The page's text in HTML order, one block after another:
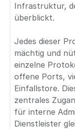
Infrastruktur,
überblickt.
Jedes dieser
mächtig und
einzelne
offene Ports,
Einfallstore.
zentrales
für interne
Dienstleister